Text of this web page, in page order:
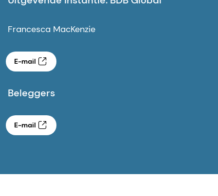
Francesca MacKenzie
E-mail
Beleggers
E-mail